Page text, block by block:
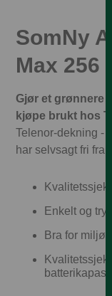
SomNy
Max 256
Gjør et grønnere
kjøpe brukt hos
Telenor-dekning -
har selvsagt fri
Enkelt og trygt
Bra for miljøet